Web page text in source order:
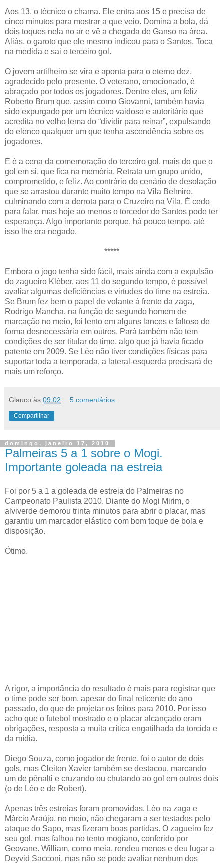
Aos 13, o técnico o chama. Ele entra aos 15 e precisa de
cinco minutos para mostrar a que veio. Domina a bola, dá
dois toques nela no ar e vê a chegada de Ganso na área.
Aliás, o garoto que ele mesmo indicou para o Santos. Toca
na medida e sai o terceiro gol.
O jovem artilheiro se vira e aponta para o eterno dez,
agradecido pelo presente. O veterano, emocionado, é
abraçado por todos os jogadores. Dentre eles, um feliz
Roberto Brum que, assim como Giovanni, também havia
sido expurgado por um técnico vaidoso e autoritário que
acredita no velho lema do “dividir para reinar”, expulsando
do elenco qualquer um que tenha ascendência sobre os
jogadores.
E é a cena da comemoração do terceiro gol, mais do que o
gol em si, que fica na memória. Retrata um grupo unido,
comprometido, e feliz. Ao contrário do cenário de desolação
que se arrastou durante muito tempo na Vila Belmiro,
culminando com a derrota para o Cruzeiro na Vila. É cedo
para falar, mas hoje ao menos o torcedor do Santos pode ter
esperança. Algo importante porque, há pouco tempo, até
isso lhe era negado.
*****
Embora o jogo tenha sido fácil, mais ainda com a expulsão
do zagueiro Kléber, aos 11 do segundo tempo, é possível
avaliar algumas deficiências e virtudes do time na estreia.
Se Brum fez bem o papel de volante à frente da zaga,
Rodrigo Mancha, na função de segundo homem de
marcação no meio, foi lento em alguns lances e faltoso de
forma desnecessária em outros. Pará também não tem
condições de ser titular do time, algo que já havia ficado
patente em 2009. Se Léo não tiver condições físicas para
suportar toda a temporada, a lateral-esquerda precisará de
mais um reforço.
Glauco às 09:02 5 comentários:
Compartilhar
domingo, janeiro 17, 2010
Palmeiras 5 a 1 sobre o Mogi.
Importante goleada na estreia
Foi por 5 a 1 a goleada de estreia do Palmeiras no
Campeonato Paulista 2010. Diante do Mogi Mirim, o
alviverde demorou trinta minutos para abrir o placar, mas
garantiu um marcador elástico com bom toque de bola e
disposição.
Ótimo.
A rigor, a importância do resultado é mais para registrar que
o time pode ser bom, apesar do final reticente do ano
passado, do que de projetar os feitos para 2010. Por isso
acho que o futebol mostrado e o placar alcançado eram
obrigações, resposta a muita crítica engatilhada da torcida e
da mídia.
Diego Souza, como jogador de frente, foi o autor de dois
gols, mas Cleiton Xavier também se destacou, marcando
um de pênalti e cruzando ou chutando ao gol em outros dois
(o de Léo e de Robert).
Apenas três estreias foram promovidas. Léo na zaga e
Márcio Araújo, no meio, não chegaram a ser testados pelo
ataque do Sapo, mas fizeram boas partidas. O zagueiro fez
seu gol, mas falhou no tento mogiano, conferido por
Geovane. William, como meia, rendeu menos e deu lugar a
Deyvid Sacconi, mas não se pode avaliar nenhum dos